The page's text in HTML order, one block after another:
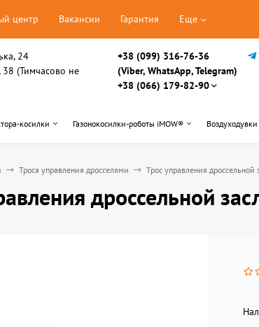
центр Вакансии Гарантия Еще
24
38 (Тимчасово не
+38 (099) 316-76-36
(Viber, WhatsApp, Telegram)
+38 (066) 179-82-90
косилки Газонокосилки-роботы iMOW® Воздуходувки
Троса управления дросселями Трос управления
дроссельной